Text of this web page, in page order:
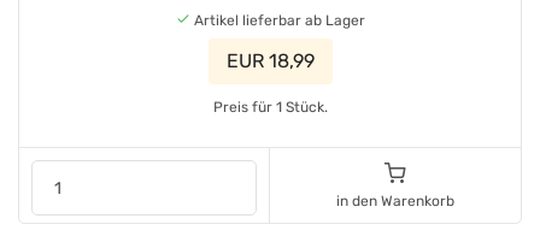
Artikel lieferbar ab Lager
EUR 18,99
Preis für 1 Stück.
in den Warenkorb